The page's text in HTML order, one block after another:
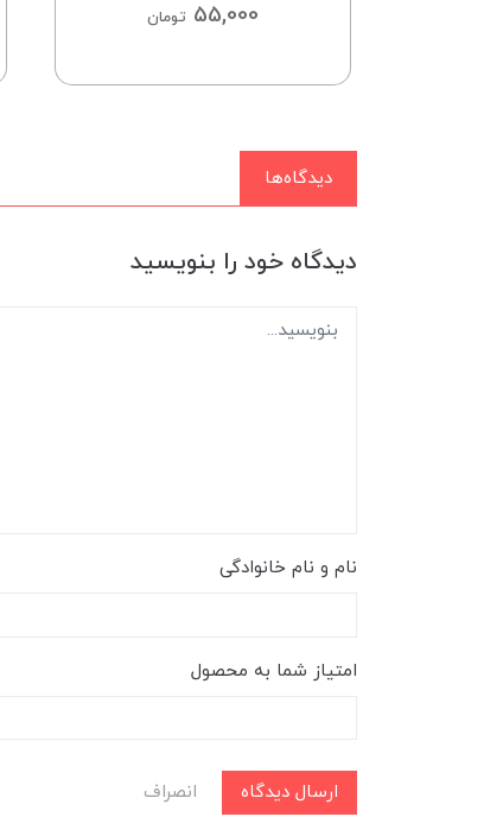
55,000 تومان
دیدگاه‌ها
دیدگاه خود را بنویسید
نام و نام خانوادگی
امتیاز شما به محصول
ارسال دیدگاه انصراف